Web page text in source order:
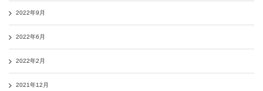
2022年9月
2022年6月
2022年2月
2021年12月